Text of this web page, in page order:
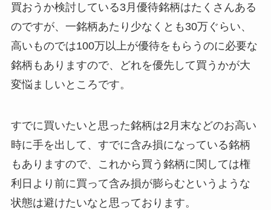
買おうか検討している3月優待銘柄はたくさんある
のですが、一銘柄あたり少なくとも30万ぐらい、
高いものでは100万以上が優待をもらうのに必要な
銘柄もありますので、どれを優先して買うかが大
変悩ましいところです。
すでに買いたいと思った銘柄は2月末などのお高い
時に手を出して、すでに含み損になっている銘柄
もありますので、これから買う銘柄に関しては権
利日より前に買って含み損が膨らむというような
状態は避けたいなと思っております。